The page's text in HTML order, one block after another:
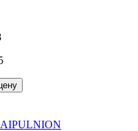
AIPULNION